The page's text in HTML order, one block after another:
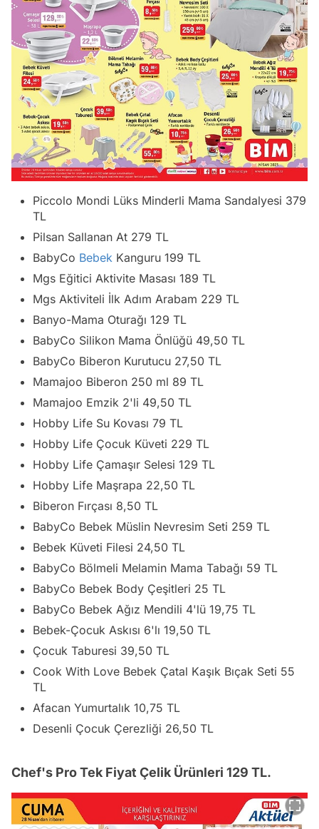
Piccolo Mondi Lüks Minderli Mama Sandalyesi 379
TL
Pilsan Sallanan At 279 TL
BabyCo Bebek Kanguru 199 TL
Mgs Eğitici Aktivite Masası 189 TL
Mgs Aktiviteli İlk Adım Arabam 229 TL
Banyo-Mama Oturağı 129 TL
BabyCo Silikon Mama Önlüğü 49,50 TL
BabyCo Biberon Kurutucu 27,50 TL
Mamajoo Biberon 250 ml 89 TL
Mamajoo Emzik 2'li 49,50 TL
Hobby Life Su Kovası 79 TL
Hobby Life Çocuk Küveti 229 TL
Hobby Life Çamaşır Selesi 129 TL
Hobby Life Maşrapa 22,50 TL
Biberon Fırçası 8,50 TL
BabyCo Bebek Müslin Nevresim Seti 259 TL
Bebek Küveti Filesi 24,50 TL
BabyCo Bölmeli Melamin Mama Tabağı 59 TL
BabyCo Bebek Body Çeşitleri 25 TL
BabyCo Bebek Ağız Mendili 4'lü 19,75 TL
Bebek-Çocuk Askısı 6'lı 19,50 TL
Çocuk Taburesi 39,50 TL
Cook With Love Bebek Çatal Kaşık Bıçak Seti 55
TL
Afacan Yumurtalık 10,75 TL
Desenli Çocuk Çerezliği 26,50 TL
Chef's Pro Tek Fiyat Çelik Ürünleri 129 TL.